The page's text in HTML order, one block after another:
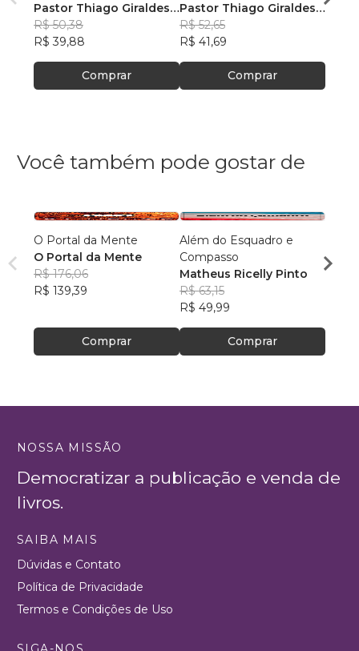
Diversidade Espiritual
Pastor Thiago Giraldes
Sanchez
R$ 50,38
R$ 39,88
Comprar
Sermão de Jesus
Pastor Thiago Giraldes
Sanchez
R$ 52,65
R$ 41,69
Comprar
no
Você também pode gostar de
O Portal da Mente
O Portal da Mente
R$ 176,06
R$ 139,39
Comprar
Além do Esquadro e
Compasso
Matheus Ricelly Pinto
R$ 63,15
R$ 49,99
Comprar
NOSSA MISSÃO
Democratizar a publicação e venda de
livros.
SAIBA MAIS
Dúvidas e Contato
Política de Privacidade
Termos e Condições de Uso